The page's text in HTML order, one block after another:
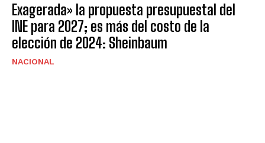
Exagerada» la propuesta presupuestal del
INE para 2027; es más del costo de la
elección de 2024: Sheinbaum
NACIONAL